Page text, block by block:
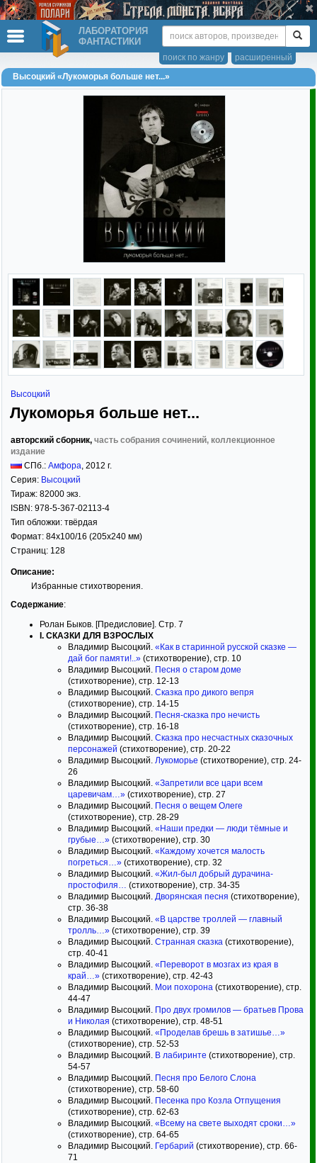
ЛАБОРАТОРИЯ
ФАНТАСТИКИ
расширенный
поиск по жанру
Высоцкий «Лукоморья больше нет...»
Высоцкий
Лукоморья больше нет...
авторский сборник, часть собрания сочинений, коллекционное
издание
СПб.: Амфора, 2012 г.
Серия: Высоцкий
Тираж: 82000 экз.
ISBN: 978-5-367-02113-4
Тип обложки: твёрдая
Формат: 84x100/16 (205x240 мм)
Страниц: 128
Описание:
Избранные стихотворения.
Содержание:
Ролан Быков. [Предисловие]. Стр. 7
I. СКАЗКИ ДЛЯ ВЗРОСЛЫХ
Владимир Высоцкий. «Как в старинной русской сказке —
дай бог памяти!..» (стихотворение), стр. 10
Владимир Высоцкий. Песня о старом доме
(стихотворение), стр. 12-13
Владимир Высоцкий. Сказка про дикого вепря
(стихотворение), стр. 14-15
Владимир Высоцкий. Песня-сказка про нечисть
(стихотворение), стр. 16-18
Владимир Высоцкий. Сказка про несчастных сказочных
персонажей (стихотворение), стр. 20-22
Владимир Высоцкий. Лукоморье (стихотворение), стр. 24-
26
Владимир Высоцкий. «Запретили все цари всем
царевичам…» (стихотворение), стр. 27
Владимир Высоцкий. Песня о вещем Олеге
(стихотворение), стр. 28-29
Владимир Высоцкий. «Наши предки — люди тёмные и
грубые…» (стихотворение), стр. 30
Владимир Высоцкий. «Каждому хочется малость
погреться…» (стихотворение), стр. 32
Владимир Высоцкий. «Жил-был добрый дурачина-
простофиля… (стихотворение), стр. 34-35
Владимир Высоцкий. Дворянская песня (стихотворение),
стр. 36-38
Владимир Высоцкий. «В царстве троллей — главный
тролль…» (стихотворение), стр. 39
Владимир Высоцкий. Странная сказка (стихотворение),
стр. 40-41
Владимир Высоцкий. «Переворот в мозгах из края в
край…» (стихотворение), стр. 42-43
Владимир Высоцкий. Мои похорона (стихотворение), стр.
44-47
Владимир Высоцкий. Про двух громилов — братьев Прова
и Николая (стихотворение), стр. 48-51
Владимир Высоцкий. «Проделав брешь в затишье…»
(стихотворение), стр. 52-53
Владимир Высоцкий. В лабиринте (стихотворение), стр.
54-57
Владимир Высоцкий. Песня про Белого Слона
(стихотворение), стр. 58-60
Владимир Высоцкий. Песенка про Козла Отпущения
(стихотворение), стр. 62-63
Владимир Высоцкий. «Всему на свете выходят сроки…»
(стихотворение), стр. 64-65
Владимир Высоцкий. Гербарий (стихотворение), стр. 66-
71